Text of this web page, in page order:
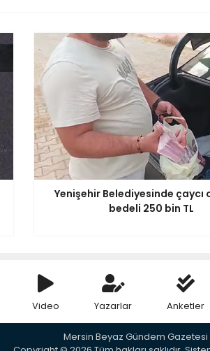
Yenişehir Belediyesinde çaycı
bedeli 250 bin TL
Video Yazarlar Anketler
Mersin Beyaz Gündem Gazetesi